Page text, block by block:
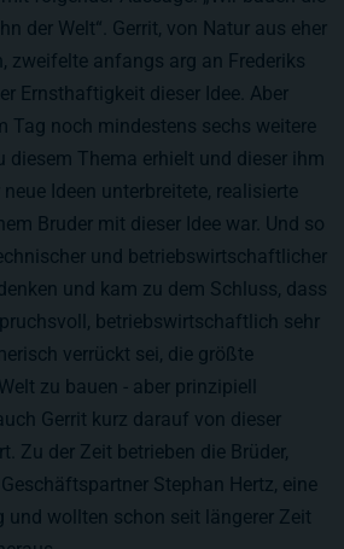
der Welt“. Gerrit, von Natur aus eher
zweifelte anfangs arg an Frederiks
Ernsthaftigkeit dieser Idee. Aber
Tag noch mindestens sechs weitere
diesem Thema erhielt und dieser ihm
Ideen unterbreitete, realisierte
Bruder mit dieser Idee war. Und so
und betriebswirtschaftlicher
und kam zu dem Schluss, dass
betriebswirtschaftlich sehr
verrückt sei, die größte
zu bauen - aber prinzipiell
Gerrit kurz darauf von dieser
Zu der Zeit betrieben die Brüder,
Stephan Hertz, eine
und wollten schon seit längerer Zeit